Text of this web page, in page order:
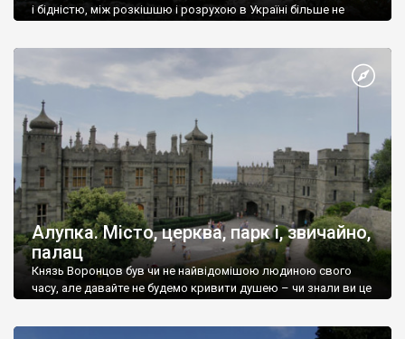
і бідністю, між розкішшю і розрухою в Україні більше не
Алупка. Місто, церква, парк і, звичайно,
палац
Князь Воронцов був чи не найвідомішою людиною свого
часу, але давайте не будемо кривити душею – чи знали ви це